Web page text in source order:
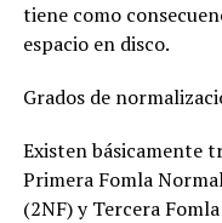
tiene como
espacio en disco.
Grados de
Existen básicamente
Primera Fomla
(2NF) y Tercera